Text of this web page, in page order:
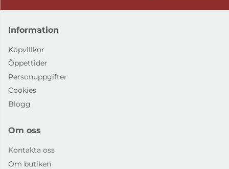
Information
Köpvillkor
Öppettider
Personuppgifter
Cookies
Blogg
Om oss
Kontakta oss
Om butiken